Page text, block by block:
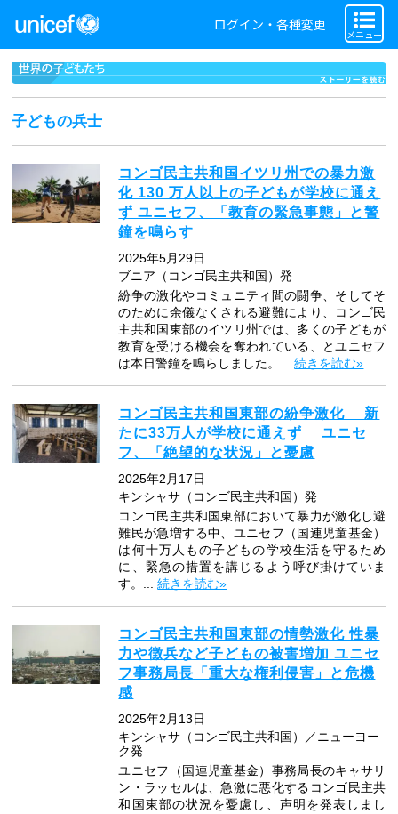
ログイン・各種変更
メニュー
子どもの兵士
コンゴ民主共和国イツリ州での暴力激
化 130 万人以上の子どもが学校に通え
ず ユニセフ、「教育の緊急事態」と警
鐘を鳴らす
2025年5月29日
ブニア（コンゴ民主共和国）発
紛争の激化やコミュニティ間の闘争、そしてそ
のために余儀なくされる避難により、コンゴ民
主共和国東部のイツリ州では、多くの子どもが
教育を受ける機会を奪われている、とユニセフ
は本日警鐘を鳴らしました。...続きを読む»
コンゴ民主共和国東部の紛争激化 新
たに33万人が学校に通えず ユニセ
フ、「絶望的な状況」と憂慮
2025年2月17日
キンシャサ（コンゴ民主共和国）発
コンゴ民主共和国東部において暴力が激化し避
難民が急増する中、ユニセフ（国連児童基金）
は何十万人もの子どもの学校生活を守るため
に、緊急の措置を講じるよう呼び掛けていま
す。...続きを読む»
コンゴ民主共和国東部の情勢激化 性暴
力や徴兵など子どもの被害増加 ユニセ
フ事務局長「重大な権利侵害」と危機
感
2025年2月13日
キンシャサ（コンゴ民主共和国）／ニューヨー
ク発
ユニセフ（国連児童基金）事務局長のキャサリ
ン・ラッセルは、急激に悪化するコンゴ民主共
和国東部の状況を憂慮し、声明を発表しまし